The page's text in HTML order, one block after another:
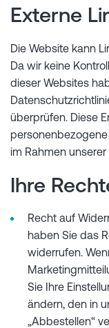
Externe
Die Website kann
Da wir keine
dieser Websites
überprüfen. Diese
im Rahmen
Ihre
Recht auf
haben Sie das
widerrufen.
Sie Ihre
ändern, den in
„Abbestellen“